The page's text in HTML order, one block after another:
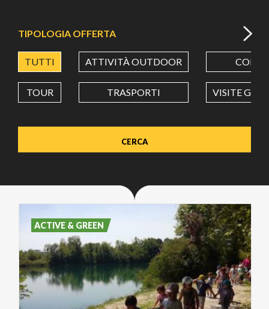
TIPOLOGIA OFFERTA
TUTTI ATTIVITÀ OUTDOOR CORSI
TOUR TRASPORTI VISITE
ACTIVE & GREEN